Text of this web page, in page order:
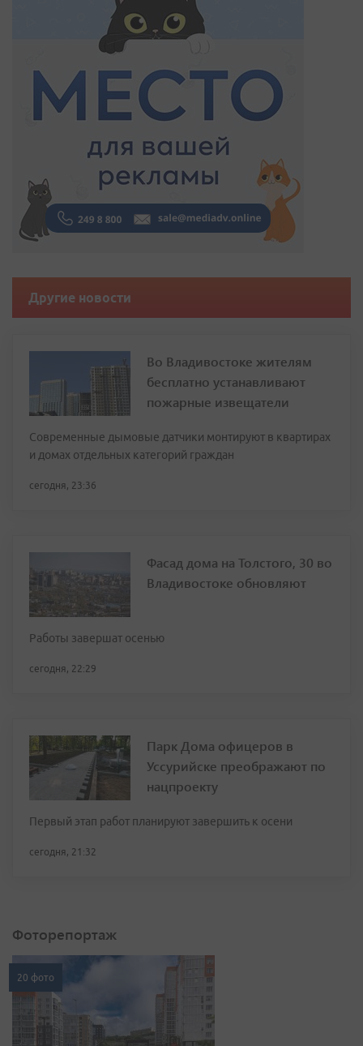
Другие новости
Во Владивостоке жителям
бесплатно устанавливают
пожарные извещатели
Современные дымовые датчики монтируют в квартирах
и домах отдельных категорий граждан
сегодня, 23:36
Фасад дома на Толстого, 30 во
Владивостоке обновляют
Работы завершат осенью
сегодня, 22:29
Парк Дома офицеров в
Уссурийске преображают по
нацпроекту
Первый этап работ планируют завершить к осени
сегодня, 21:32
Фоторепортаж
20 фото